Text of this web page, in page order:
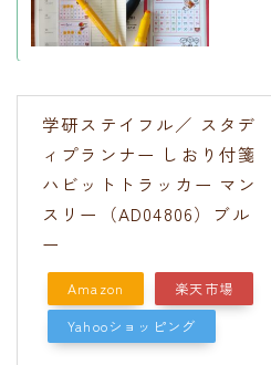
学研ステイフル／ スタデ
ィプランナー しおり付箋
ハビットトラッカー マン
スリー（AD04806）ブル
ー
Amazon
楽天市場
Yahooショッピング